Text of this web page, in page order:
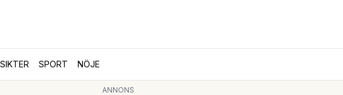
SPORT NÖJE
ANNONS